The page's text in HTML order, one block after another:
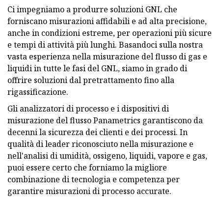
Ci impegniamo a produrre soluzioni GNL che
forniscano misurazioni affidabili e ad alta precisione,
anche in condizioni estreme, per operazioni più sicure
e tempi di attività più lunghi. Basandoci sulla nostra
vasta esperienza nella misurazione del flusso di gas e
liquidi in tutte le fasi del GNL, siamo in grado di
offrire soluzioni dal pretrattamento fino alla
rigassificazione.
Gli analizzatori di processo e i dispositivi di
misurazione del flusso Panametrics garantiscono da
decenni la sicurezza dei clienti e dei processi. In
qualità di leader riconosciuto nella misurazione e
nell'analisi di umidità, ossigeno, liquidi, vapore e gas,
puoi essere certo che forniamo la migliore
combinazione di tecnologia e competenza per
garantire misurazioni di processo accurate.